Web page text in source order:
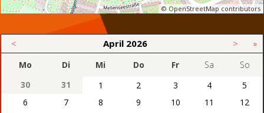
© OpenStreetMap contributors
< April 2026 > »
Mo Di Mi Do Fr Sa
So
30
31 1 2 3 4
5
6
7 8 9 10 11
12